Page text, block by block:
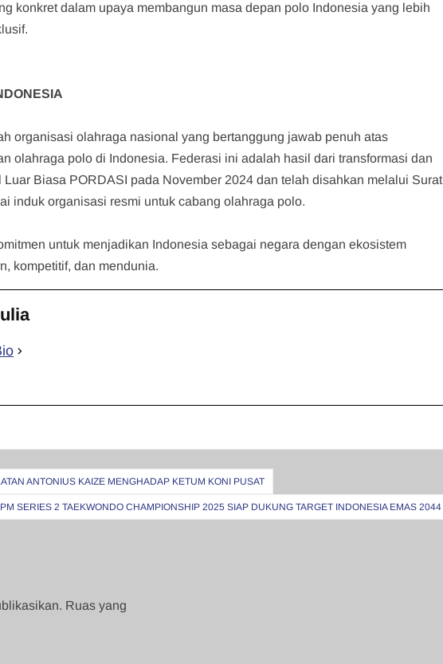
konkret dalam upaya membangun masa depan polo Indonesia yang lebih
organisasi olahraga nasional yang bertanggung jawab penuh atas
olahraga polo di Indonesia. Federasi ini adalah hasil dari transformasi dan
Biasa PORDASI pada November 2024 dan telah disahkan melalui Surat
induk organisasi resmi untuk cabang olahraga polo.
untuk menjadikan Indonesia sebagai negara dengan ekosistem
kompetitif, dan mendunia.
ANTONIUS KAIZE MENGHADAP KETUM KONI PUSAT
SERIES 2 TAEKWONDO CHAMPIONSHIP 2025 SIAP DUKUNG TARGET INDONESIA EMAS 2044
Ruas yang